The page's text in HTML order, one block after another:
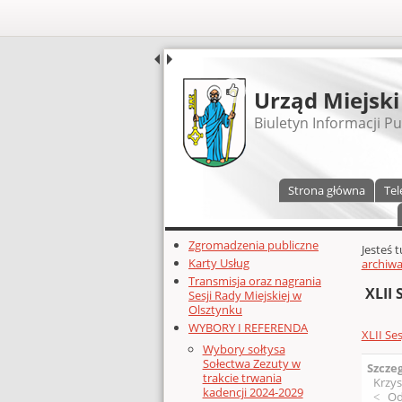
UDOSTĘPNIJ
Urząd
Biuletyn Informacji
Strona główna
Dodatkowe zasoby (lewa
Zgromadzenia publiczne
Karty Usług
Transmisja oraz nagrania
Sesji Rady Miejskiej w
Olsztynku
WYBORY I REFERENDA
Wybory sołtysa
Sołectwa Zezuty w
trakcie trwania
kadencji 2024-2029
Jesteś
XLII
XLII